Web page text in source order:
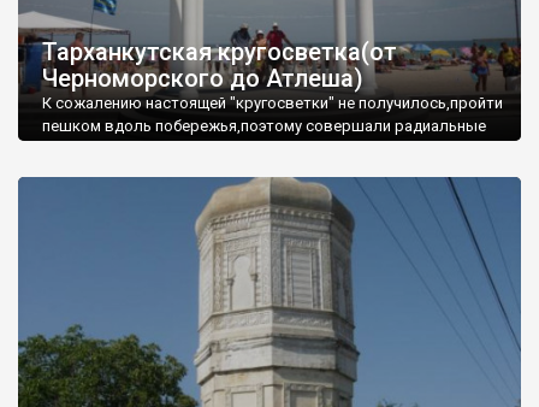
Тарханкутская кругосветка(от
Черноморского до Атлеша)
К сожалению настоящей "кругосветки" не получилось,пройти
пешком вдоль побережья,поэтому совершали радиальные